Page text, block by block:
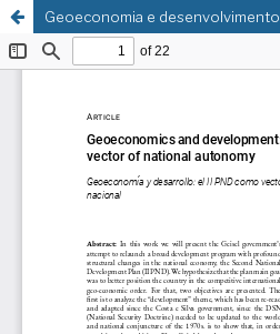
Geoeconomia e desenvolvimento